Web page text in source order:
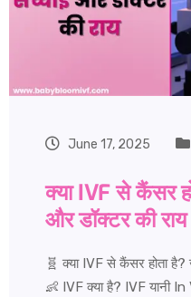
June 17, 2025
क्या IVF से कैंसर
और डॉक्टर की राय
🧬 क्या IVF से कैंसर होता है?
👶 IVF क्या है? IVF यानी